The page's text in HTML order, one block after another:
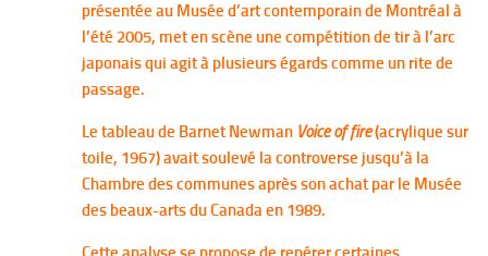
présentée au Musée d’art contemporain de Montréal à
l’été 2005, met en scène une compétition de tir à l’arc
japonais qui agit à plusieurs égards comme un rite de
passage.
Le tableau de Barnet Newman Voice of fire(acrylique sur
toile, 1967) avait soulevé la controverse jusqu’à la
Chambre des communes après son achat par le Musée
des beaux-arts du Canada en 1989.